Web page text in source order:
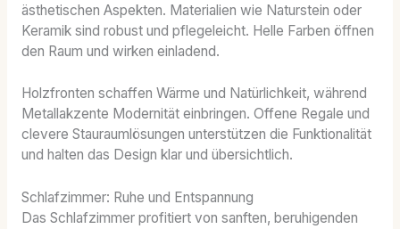
ästhetischen Aspekten. Materialien wie Naturstein oder
Keramik sind robust und pflegeleicht. Helle Farben öffnen
den Raum und wirken einladend.
Holzfronten schaffen Wärme und Natürlichkeit, während
Metallakzente Modernität einbringen. Offene Regale und
clevere Stauraumlösungen unterstützen die Funktionalität
und halten das Design klar und übersichtlich.
Schlafzimmer: Ruhe und Entspannung
Das Schlafzimmer profitiert von sanften, beruhigenden